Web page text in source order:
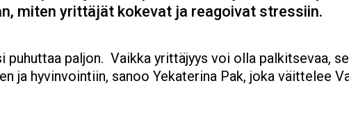
miten yrittäjät kokevat ja reagoivat stressiin.
puhuttaa paljon. Vaikka yrittäjyys voi olla palkitsevaa,
ja hyvinvointiin, sanoo Yekaterina Pak, joka väittelee